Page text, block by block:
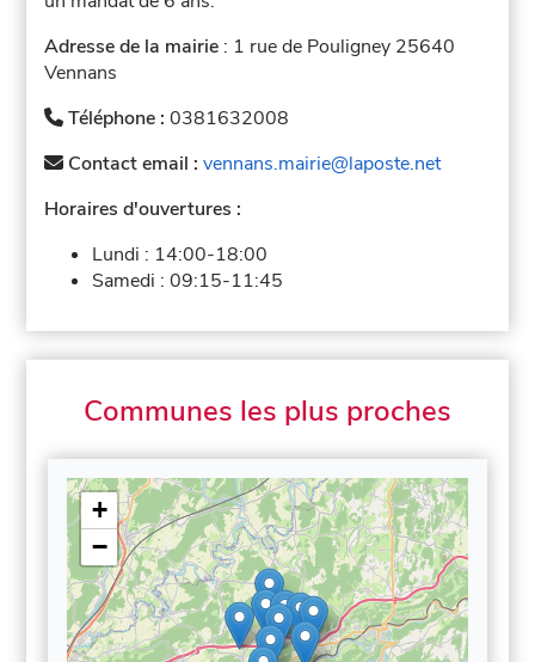
Adresse de la mairie : 1 rue de Pouligney 25640
Vennans
Téléphone :0381632008
Contact email :vennans.mairie@laposte.net
Horaires d'ouvertures :
Lundi : 14:00-18:00
Samedi :09:15-11:45
Communes les plus proches
+
−